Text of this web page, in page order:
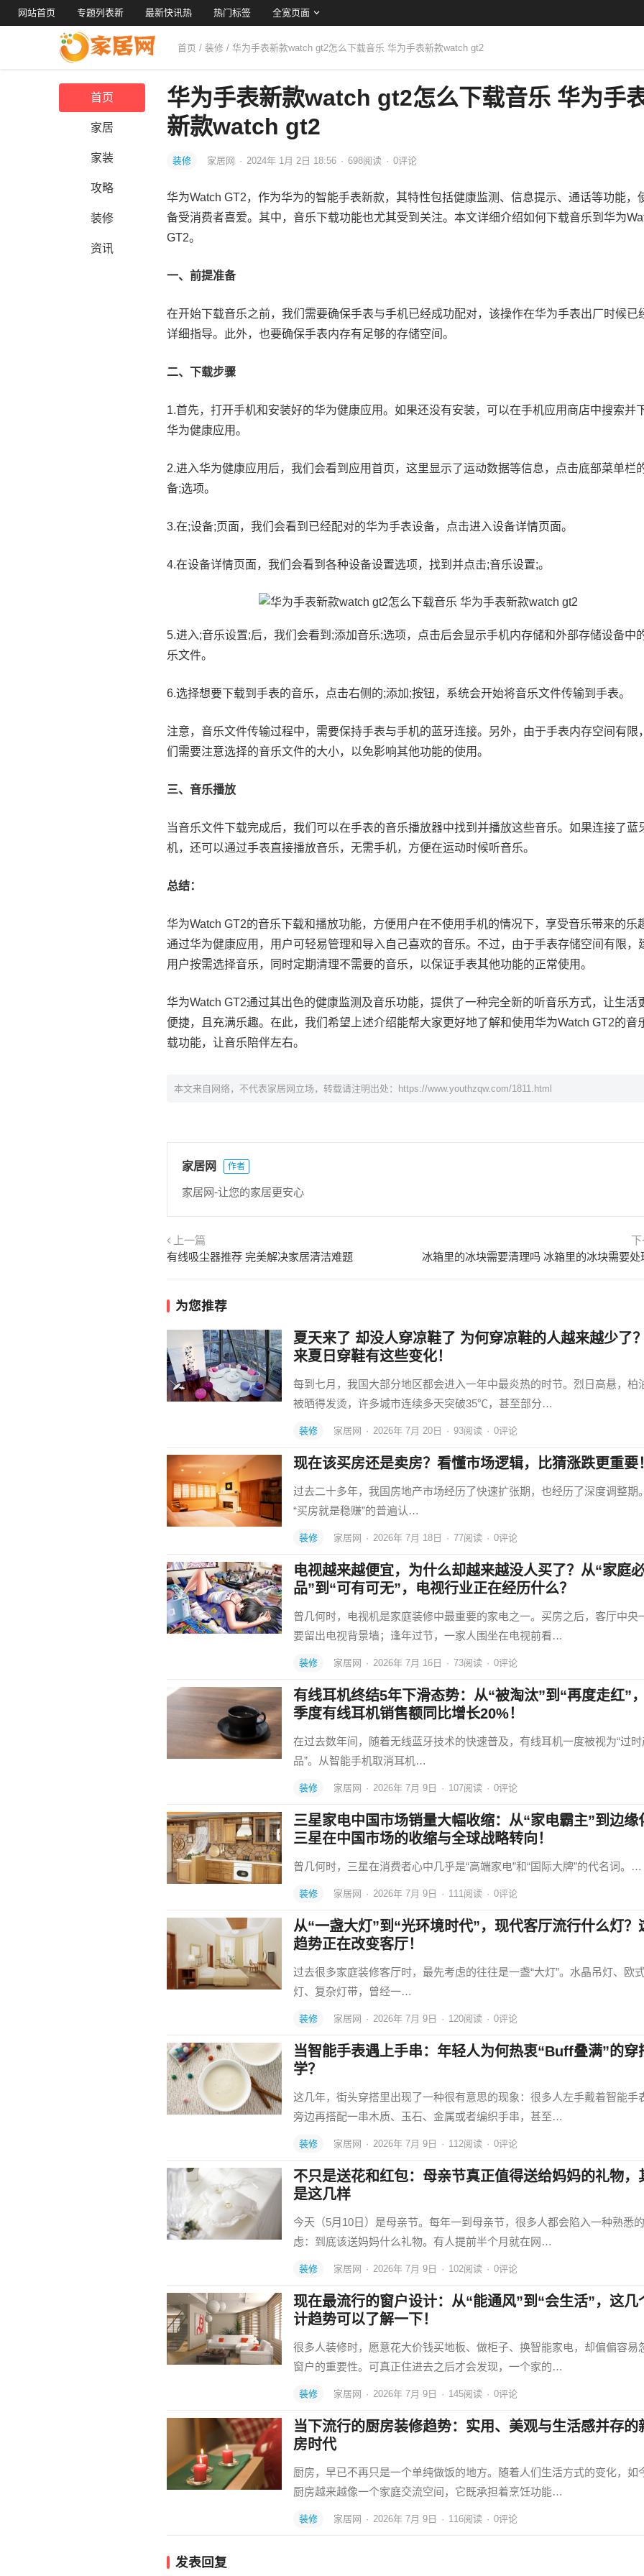
网站首页 专题列表新 最新快讯热 热门标签 全宽页面
首页 / 装修 / 华为手表新款watch gt2怎么下载音乐 华为手表新款watch gt2
首页
家居
家装
攻略
装修
资讯
华为手表新款watch gt2怎么下载音乐 华为手
新款watch gt2
装修 家居网 · 2024年 1月 2日 18:56 · 698阅读 · 0评论
华为Watch GT2，作为华为的智能手表新款，其特性包括健康监测、信息提示、通话等功能，
备受消费者喜爱。其中，音乐下载功能也尤其受到关注。本文详细介绍如何下载音乐到华为
GT2。
一、前提准备
在开始下载音乐之前，我们需要确保手表与手机已经成功配对，该操作在华为手表出厂时候已
详细指导。此外，也要确保手表内存有足够的存储空间。
二、下载步骤
1.首先，打开手机和安装好的华为健康应用。如果还没有安装，可以在手机应用商店中搜索并
华为健康应用。
2.进入华为健康应用后，我们会看到应用首页，这里显示了运动数据等信息，点击底部菜单栏
备;选项。
3.在;设备;页面，我们会看到已经配对的华为手表设备，点击进入设备详情页面。
4.在设备详情页面，我们会看到各种设备设置选项，找到并点击;音乐设置;。
5.进入;音乐设置;后，我们会看到;添加音乐;选项，点击后会显示手机内存储和外部存储设备中
乐文件。
6.选择想要下载到手表的音乐，点击右侧的;添加;按钮，系统会开始将音乐文件传输到手表。
注意，音乐文件传输过程中，需要保持手表与手机的蓝牙连接。另外，由于手表内存空间有限
们需要注意选择的音乐文件的大小，以免影响其他功能的使用。
三、音乐播放
当音乐文件下载完成后，我们可以在手表的音乐播放器中找到并播放这些音乐。如果连接了蓝
机，还可以通过手表直接播放音乐，无需手机，方便在运动时候听音乐。
总结：
华为Watch GT2的音乐下载和播放功能，方便用户在不使用手机的情况下，享受音乐带来的乐
通过华为健康应用，用户可轻易管理和导入自己喜欢的音乐。不过，由于手表存储空间有限，
用户按需选择音乐，同时定期清理不需要的音乐，以保证手表其他功能的正常使用。
华为Watch GT2通过其出色的健康监测及音乐功能，提供了一种完全新的听音乐方式，让生活
便捷，且充满乐趣。在此，我们希望上述介绍能帮大家更好地了解和使用华为Watch GT2的音
载功能，让音乐陪伴左右。
本文来自网络，不代表家居网立场，转载请注明出处： https://www.youthzqw.com/1811.html
家居网 作者
家居网-让您的家居更安心
上一篇
有线吸尘器推荐 完美解决家居清洁难题
为您推荐
夏天来了 却没人穿凉鞋了 为何穿凉鞋的人越来越少了
来夏日穿鞋有这些变化！
每到七月，我国大部分地区都会进入一年中最炎热的时节。烈日高悬，柏
被晒得发烫，许多城市连续多天突破35℃，甚至部分…
装修 家居网 · 2026年 7月 20日 · 93阅读 · 0评论
现在该买房还是卖房？看懂市场逻辑，比猜涨跌更重要！
过去二十多年，我国房地产市场经历了快速扩张期，也经历了深度调整期
“买房就是稳赚”的普遍认…
装修 家居网 · 2026年 7月 18日 · 77阅读 · 0评论
电视越来越便宜，为什么却越来越没人买了？从“家庭
品”到“可有可无”，电视行业正在经历什么？
曾几何时，电视机是家庭装修中最重要的家电之一。买房之后，客厅中央
要留出电视背景墙；逢年过节，一家人围坐在电视前看…
装修 家居网 · 2026年 7月 16日 · 73阅读 · 0评论
有线耳机终结5年下滑态势：从“被淘汰”到“再度走红”
季度有线耳机销售额同比增长20%！
在过去数年间，随着无线蓝牙技术的快速普及，有线耳机一度被视为“过时
品”。从智能手机取消耳机…
装修 家居网 · 2026年 7月 9日 · 107阅读 · 0评论
三星家电中国市场销量大幅收缩：从“家电霸主”到边缘
三星在中国市场的收缩与全球战略转向！
曾几何时，三星在消费者心中几乎是“高端家电”和“国际大牌”的代名词。…
装修 家居网 · 2026年 7月 9日 · 111阅读 · 0评论
从“一盏大灯”到“光环境时代”，现代客厅流行什么灯？
趋势正在改变客厅！
过去很多家庭装修客厅时，最先考虑的往往是一盏“大灯”。水晶吊灯、欧
灯、复杂灯带，曾经一…
装修 家居网 · 2026年 7月 9日 · 120阅读 · 0评论
当智能手表遇上手串：年轻人为何热衷“Buff叠满”的穿
学？
这几年，街头穿搭里出现了一种很有意思的现象：很多人左手戴着智能手
旁边再搭配一串木质、玉石、金属或者编织手串，甚至…
装修 家居网 · 2026年 7月 9日 · 112阅读 · 0评论
不只是送花和红包：母亲节真正值得送给妈妈的礼物，
是这几样
今天（5月10日）是母亲节。每年一到母亲节，很多人都会陷入一种熟悉
虑：到底该送妈妈什么礼物。有人提前半个月就在网…
装修 家居网 · 2026年 7月 9日 · 102阅读 · 0评论
现在最流行的窗户设计：从“能通风”到“会生活”，这几
计趋势可以了解一下！
很多人装修时，愿意花大价钱买地板、做柜子、换智能家电，却偏偏容易
窗户的重要性。可真正住进去之后才会发现，一个家的…
装修 家居网 · 2026年 7月 9日 · 145阅读 · 0评论
当下流行的厨房装修趋势：实用、美观与生活感并存的
房时代
厨房，早已不再只是一个单纯做饭的地方。随着人们生活方式的变化，如
厨房越来越像一个家庭交流空间，它既承担着烹饪功能…
装修 家居网 · 2026年 7月 9日 · 116阅读 · 0评论
发表回复